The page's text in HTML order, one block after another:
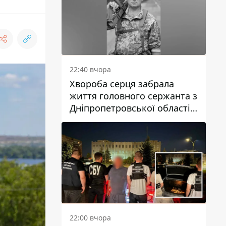
22:40 вчора
Хвороба серця забрала
життя головного сержанта з
Дніпропетровської області
Юрія Свистуна
22:00 вчора